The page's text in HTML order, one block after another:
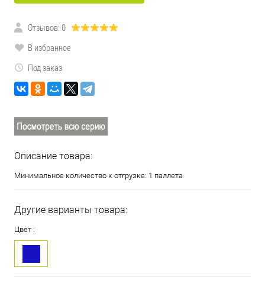
Отзывов: 0
В избранное
Под заказ
Описание товара:
Минимальное количество к отгрузке: 1 паллета
Другие варианты товара:
Цвет :